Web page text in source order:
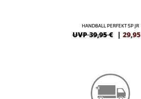
HANDBALL PERFEKT SP JR
UVP 39,95 € | 29,95